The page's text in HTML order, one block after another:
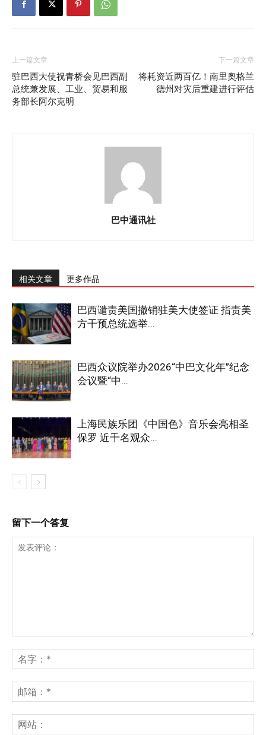
上一篇文章
驻巴西大使祝青桥会见巴西副
总统兼发展、工业、贸易和服
务部长阿尔克明
下一篇文章
将耗资近两百亿！南里奥格兰
德州对灾后重建进行评估
巴中通讯社
相关文章 更多作品
巴西谴责美国撤销驻美大使签证 指责美
方干预总统选举...
巴西众议院举办2026“中巴文化年”纪念
会议暨“中...
上海民族乐团《中国色》音乐会亮相圣
保罗 近千名观众...
留下一个答复